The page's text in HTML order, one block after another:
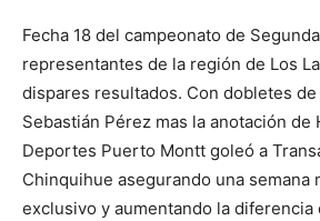
Fecha 18 del campeonato de
representantes de la región de Los
dispares resultados. Con dobletes de
Sebastián Pérez mas la anotación de
Deportes Puerto Montt goleó a
Chinquihue asegurando una semana
exclusivo y aumentando la diferencia